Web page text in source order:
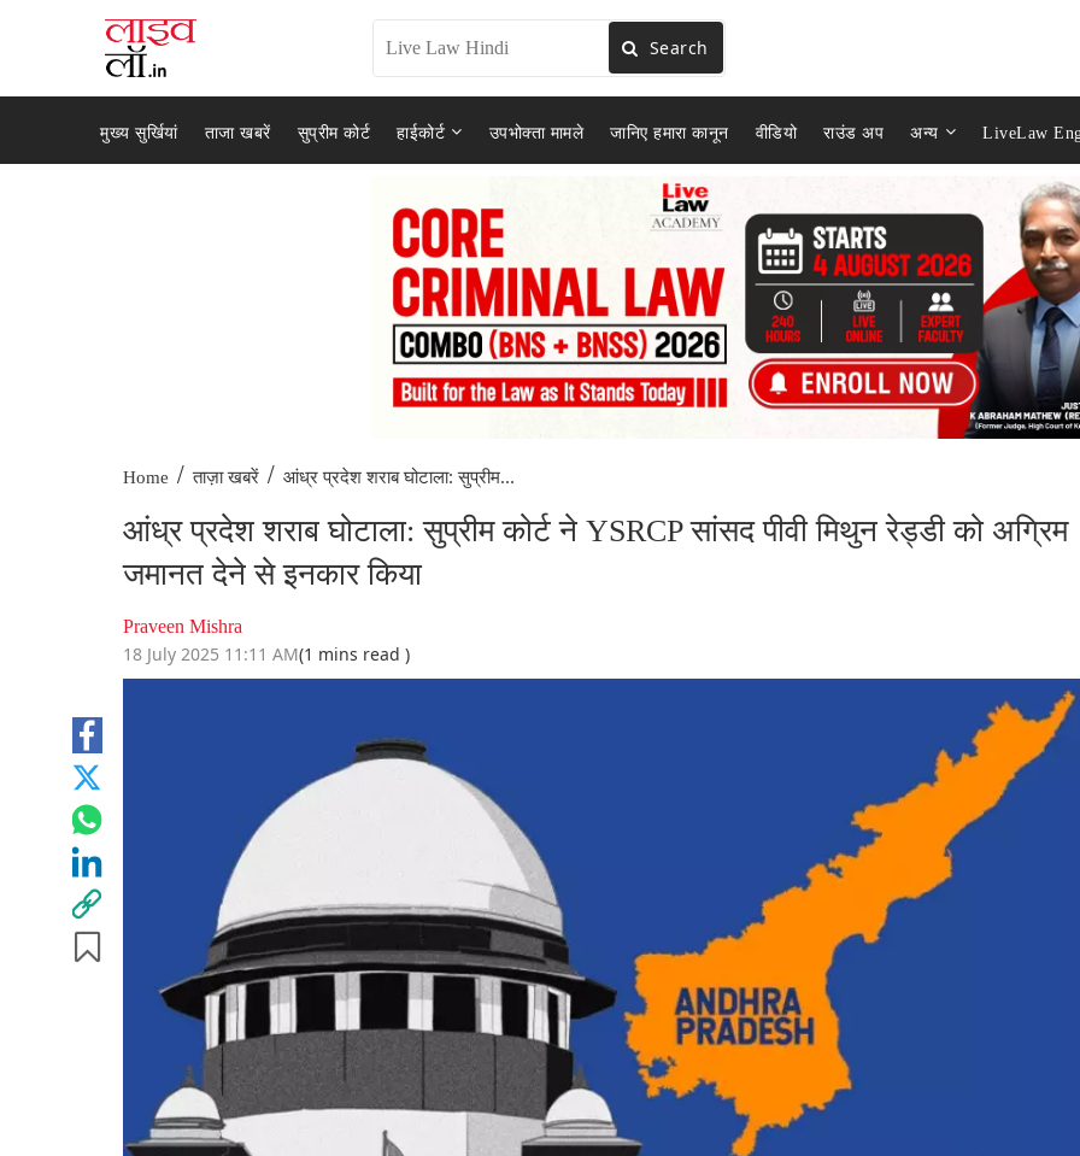
Search
मुख्य सुर्खियां ताजा खबरें सुप्रीम कोर्ट हाईकोर्ट उपभोक्ता मामले जानिए हमारा कानून वीडियो राउंड अप अन्य LiveLaw
Home / ताज़ा खबरें / आंध्र प्रदेश शराब घोटाला: सुप्रीम...
आंध्र प्रदेश शराब घोटाला: सुप्रीम कोर्ट ने YSRCP सांसद पीवी मिथुन रेड्डी को अग्रिम
जमानत देने से इनकार किया
Praveen Mishra
18 July 2025 11:11 AM(1 mins read )